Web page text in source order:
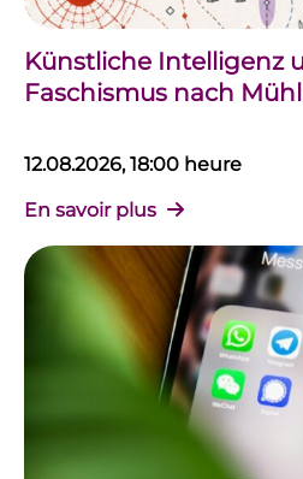
Künstliche Intelligenz
Faschismus nach
12.08.2026, 18:00 heure
En savoir plus